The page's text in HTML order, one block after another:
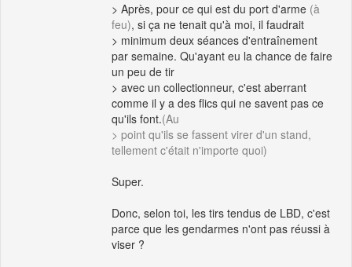
> Après, pour ce qui est du port d'arme (à
feu), si ça ne tenait qu'à moi, il faudrait
> minimum deux séances d'entraînement
par semaine. Qu'ayant eu la chance de faire
un peu de tir
> avec un collectionneur, c'est aberrant
comme il y a des flics qui ne savent pas ce
qu'ils font.(Au
> point qu'ils se fassent virer d'un stand,
tellement c'était n'importe quoi)
Super.
Donc, selon toi, les tirs tendus de LBD, c'est
parce que les gendarmes n'ont pas réussi à
viser ?